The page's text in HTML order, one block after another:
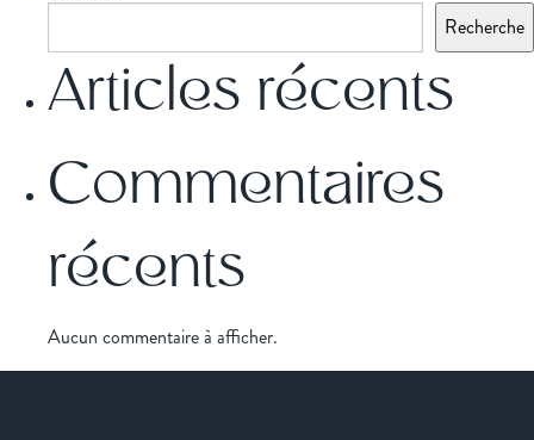
Recherche
Articles récents
Commentaires
récents
Aucun commentaire à afficher.